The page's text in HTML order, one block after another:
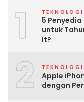
1 TEKNOLOGI
5
untuk
It?
2 TEKNOLOGI
Apple
dengan